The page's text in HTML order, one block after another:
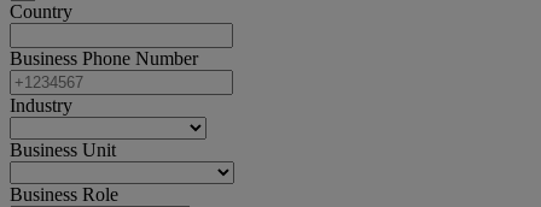
Country
Business Phone Number
Industry
Business Unit
Business Role